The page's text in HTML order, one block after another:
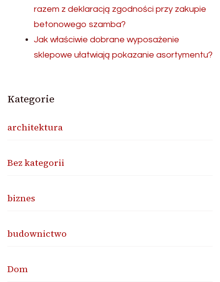
razem z deklaracją zgodności przy zakupie
betonowego szamba?
Jak właściwie dobrane wyposażenie
sklepowe ułatwiają pokazanie asortymentu?
Kategorie
architektura
Bez kategorii
biznes
budownictwo
Dom